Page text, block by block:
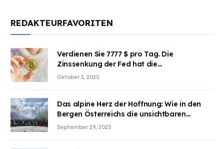
REDAKTEURFAVORITEN
Verdienen Sie 7777 $ pro Tag. Die
Zinssenkung der Fed hat die
Aufmerksamkeit des Marktes erregt.
Oktober 3, 2025
Das alpine Herz der Hoffnung: Wie in den
Bergen Österreichs die unsichtbaren
Wunden des Kriegesheilen
September 29, 2025